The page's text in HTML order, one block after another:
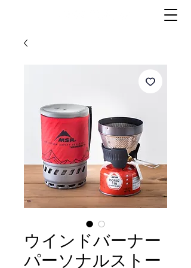
ウインドバーナー
パーソナルストー